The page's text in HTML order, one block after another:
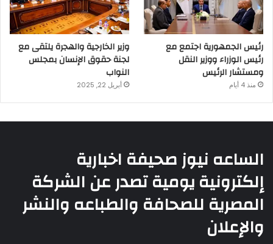
رئيس الجمهورية اجتمع مع
رئيس الوزراء ووزير النقل
ومستشار الرئيس
منذ 4 أيام
وزير الخارجية والهجرة يلتقى مع
لجنة حقوق الإنسان بمجلس
النواب
أبريل 22, 2025
الساعه نيوز صحيفة اخبارية
إلكترونية يومية تصدر عن الشركة
المصرية للصحافة والطباعه والنشر
والإعلان